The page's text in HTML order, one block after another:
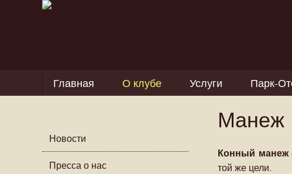
Главная О клубе Услуги Парк-
Новости
Пресса о нас
Манеж
Конный манеж
той же цели.